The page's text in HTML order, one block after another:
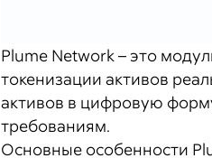
Plume Network – это
токенизации активов
активов в цифровую
требованиям.
Основные особенности